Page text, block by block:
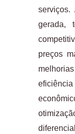
gerada,
preços
eficiência